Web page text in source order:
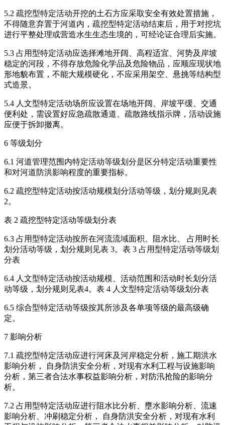
5.2 疏挖型特定活动开挖的土石方应采取安全有效处置措施，
不得随意弃置于河道内，疏挖型特定活动结束后，用于对挖坑
进行平整处理或营造水生生态生境的，可经论证合理后实施。
5.3 占用型特定活动应选择滩地开阔、高程适宜、河势及岸坡
稳定的河段，不得存放危险化学品及危险物品，应顺应现状地
形地貌布置，不能大规模硬化，不应采用架空、悬挑等结构型
式造景。
5.4 人文型特定活动场所应设置在场地开阔、岸坡平缓、交通
便利处，需设置好应急疏散通道、疏散路线指示牌，活动设施
应便于拆卸撤离。
6 等级划分
6.1 河道管理范围内特定活动等级划分是区分特定活动重要性
和对河道防洪影响程度的重要指标。
6.2 疏挖型特定活动按活动规模划分活动等级，划分规则见表
2。
表 2 疏挖型特定活动等级划分表
6.3 占用型特定活动按所在河流流域面积、阻水比、 占用时长
划分活动等级，划分规则见表 3。表 3 占用型特定活动等级划
分表
6.4 人文型特定活动按活动规模、活动范围和活动时长划分活
动等级，划分规则见表4。表 4 人文型特定活动等级划分表
6.5 综合型特定活动等级按其所涉及各单项等级的最高级确
定。
7 影响分析
7.1 疏挖型特定活动应进行河床及河岸稳定分析，施工期洪水
影响分析， 自身防洪安全分析，对现有水利工程与设施影响
分析，第三者合法水事权益影响分析，对防汛抢险的影响分
析。
7.2 占用型特定活动应进行阻水比分析、壅水影响分析、流速
影响分析、冲刷稳定分析， 自身防洪安全分析，对现有水利